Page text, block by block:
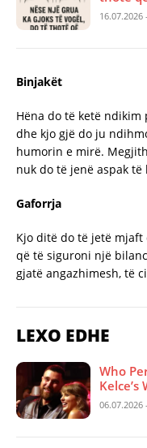
Binjakët
Hëna do të ketë
dhe kjo gjë do ju
humorin e mirë.
nuk do të jenë aspak
Gaforrja
Kjo ditë do të jetë
që të siguroni një
gjatë angazhimesh, të
LEXO EDHE
Who